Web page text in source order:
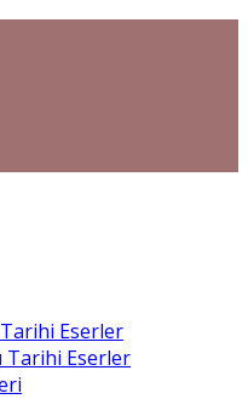
Eserler
Tarihi Eserler